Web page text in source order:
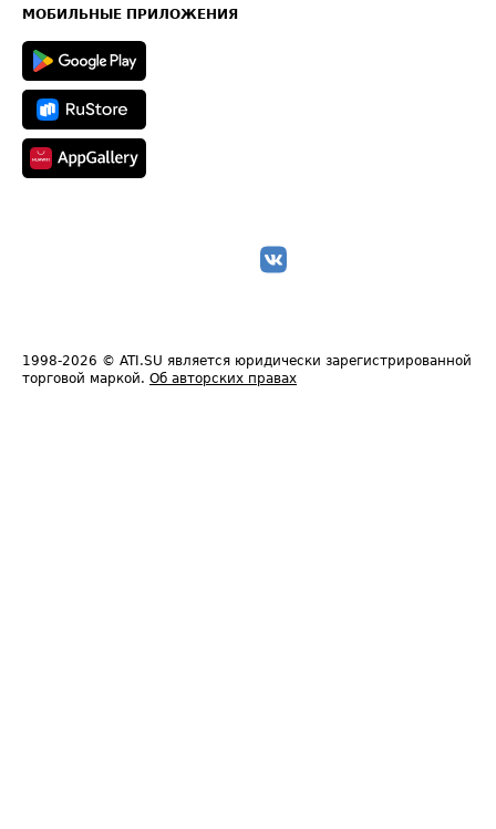
Техническая информация
МОБИЛЬНЫЕ ПРИЛОЖЕНИЯ
1998-2026 © ATI.SU является юридически зарегистрированной
торговой маркой. Об авторских правах